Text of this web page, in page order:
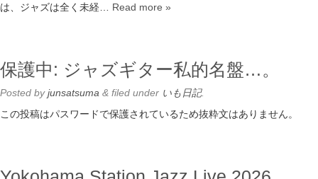
は、ジャズは全く未経… Read more »
保護中: ジャズギター私的名盤…。
Posted byjunsatsuma & filed under いも日記.
この投稿はパスワードで保護されているため抜粋文はありません。